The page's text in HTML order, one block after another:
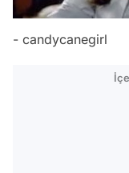
- candycanegirl